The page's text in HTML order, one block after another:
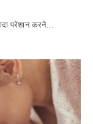
परेशान करने…